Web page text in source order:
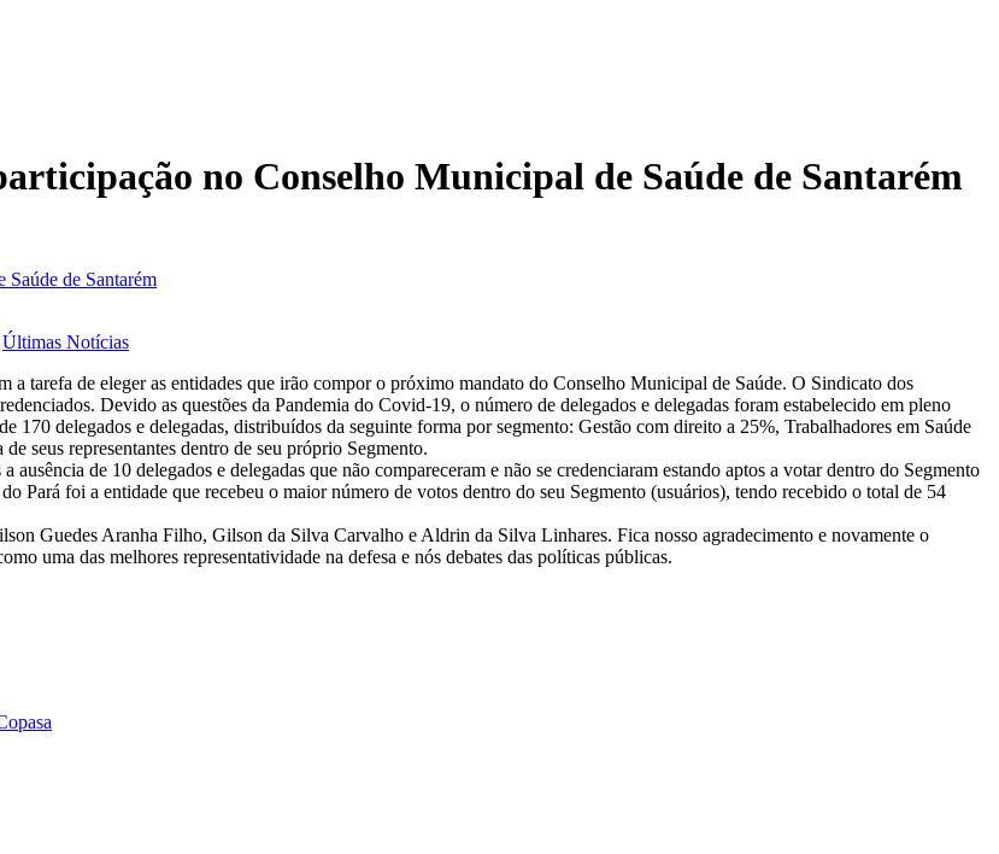
no Conselho Municipal de Saúde de Santarém
de Santarém
Últimas Notícias
tarefa de eleger as entidades que irão compor o próximo mandato do Conselho Municipal de Saúde. O Sindicato dos
Devido as questões da Pandemia do Covid-19, o número de delegados e delegadas foram estabelecido em pleno
delegados e delegadas, distribuídos da seguinte forma por segmento: Gestão com direito a 25%, Trabalhadores em Saúde
seus representantes dentro de seu próprio Segmento.
de 10 delegados e delegadas que não compareceram e não se credenciaram estando aptos a votar dentro do Segmento
Pará foi a entidade que recebeu o maior número de votos dentro do seu Segmento (usuários), tendo recebido o total de 54
Guedes Aranha Filho, Gilson da Silva Carvalho e Aldrin da Silva Linhares. Fica nosso agradecimento e novamente o
uma das melhores representatividade na defesa e nós debates das políticas públicas.